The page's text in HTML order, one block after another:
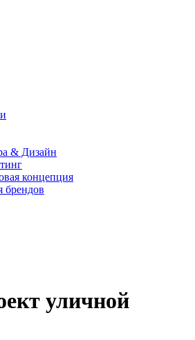
& Дизайн
концепция
брендов
уличной